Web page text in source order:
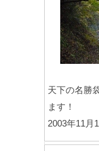
天下の名勝
ます！
2003年11月